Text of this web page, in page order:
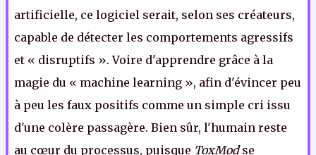
artificielle, ce logiciel serait, selon ses créateurs,
capable de détecter les comportements agressifs
et « disruptifs ». Voire d'apprendre grâce à la
magie du « machine learning », afin d'évincer peu
à peu les faux positifs comme un simple cri issu
d'une colère passagère. Bien sûr, l'humain reste
au cœur du processus, puisque ToxModse